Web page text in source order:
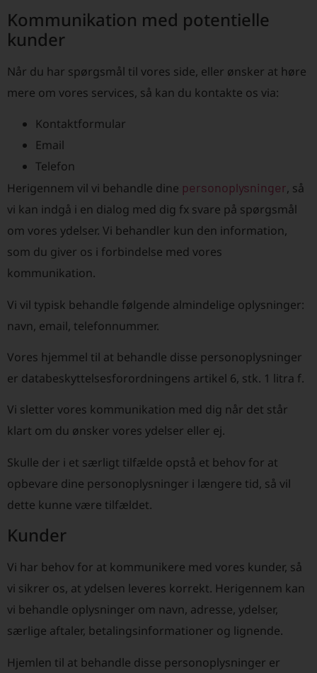
Kommunikation med potentielle
kunder
Når du har spørgsmål til vores side, eller ønsker at høre
mere om vores services, så kan du kontakte os via:
Kontaktformular
Email
Telefon
Herigennem vil vi behandle dine personoplysninger, så
vi kan indgå i en dialog med dig fx svare på spørgsmål
om vores ydelser. Vi behandler kun den information,
som du giver os i forbindelse med vores
kommunikation.
Vi vil typisk behandle følgende almindelige oplysninger:
navn, email, telefonnummer.
Vores hjemmel til at behandle disse personoplysninger
er databeskyttelsesforordningens artikel 6, stk. 1 litra f.
Vi sletter vores kommunikation med dig når det står
klart om du ønsker vores ydelser eller ej.
Skulle der i et særligt tilfælde opstå et behov for at
opbevare dine personoplysninger i længere tid, så vil
dette kunne være tilfældet.
Kunder
Vi har behov for at kommunikere med vores kunder, så
vi sikrer os, at ydelsen leveres korrekt. Herigennem kan
vi behandle oplysninger om navn, adresse, ydelser,
særlige aftaler, betalingsinformationer og lignende.
Hjemlen til at behandle disse personoplysninger er